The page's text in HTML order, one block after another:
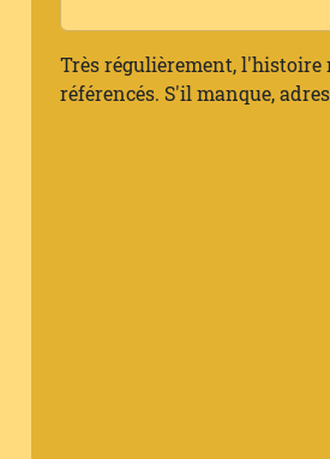
Très régulièrement, l'histoire
référencés. S'il manque,